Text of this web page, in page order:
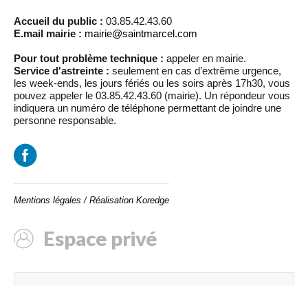
Accueil du public : 03.85.42.43.60
E.mail mairie : mairie@saintmarcel.com
Pour tout problème technique : appeler en mairie.
Service d'astreinte : seulement en cas d’extrême urgence,
les week-ends, les jours fériés ou les soirs après 17h30, vous
pouvez appeler le 03.85.42.43.60 (mairie). Un répondeur vous
indiquera un numéro de téléphone permettant de joindre une
personne responsable.
Mentions légales / Réalisation Koredge
Espace privé